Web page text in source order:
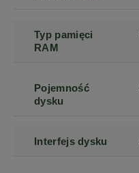
Typ pamięci
RAM
Pojemność
dysku
Interfejs dysku